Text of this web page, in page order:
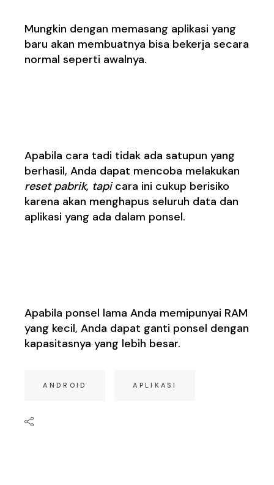
Mungkin dengan memasang aplikasi yang
baru akan membuatnya bisa bekerja secara
normal seperti awalnya.
Apabila cara tadi tidak ada satupun yang
berhasil, Anda dapat mencoba melakukan
reset pabrik, tapicara ini cukup berisiko
karena akan menghapus seluruh data dan
aplikasi yang ada dalam ponsel.
Apabila ponsel lama Anda memipunyai RAM
yang kecil, Anda dapat ganti ponsel dengan
kapasitasnya yang lebih besar.
ANDROID APLIKASI